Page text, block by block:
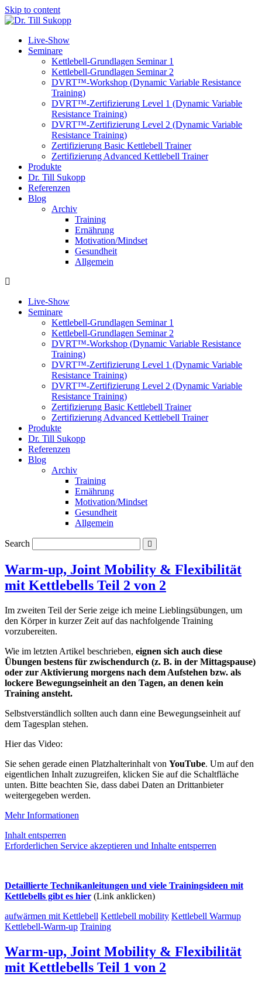
Skip to content
Live-Show
Seminare
Kettlebell-Grundlagen Seminar 1
Kettlebell-Grundlagen Seminar 2
DVRT™-Workshop (Dynamic Variable Resistance
Training)
DVRT™-Zertifizierung Level 1 (Dynamic Variable
Resistance Training)
DVRT™-Zertifizierung Level 2 (Dynamic Variable
Resistance Training)
Zertifizierung Basic Kettlebell Trainer
Zertifizierung Advanced Kettlebell Trainer
Produkte
Dr. Till Sukopp
Referenzen
Blog
Archiv
Training
Ernährung
Motivation/Mindset
Gesundheit
Allgemein
Live-Show
Seminare
Kettlebell-Grundlagen Seminar 1
Kettlebell-Grundlagen Seminar 2
DVRT™-Workshop (Dynamic Variable Resistance
Training)
DVRT™-Zertifizierung Level 1 (Dynamic Variable
Resistance Training)
DVRT™-Zertifizierung Level 2 (Dynamic Variable
Resistance Training)
Zertifizierung Basic Kettlebell Trainer
Zertifizierung Advanced Kettlebell Trainer
Produkte
Dr. Till Sukopp
Referenzen
Blog
Archiv
Training
Ernährung
Motivation/Mindset
Gesundheit
Allgemein
Search
Warm-up, Joint Mobility & Flexibilität
mit Kettlebells Teil 2 von 2
Im zweiten Teil der Serie zeige ich meine Lieblingsübungen, um
den Körper in kurzer Zeit auf das nachfolgende Training
vorzubereiten.
Wie im letzten Artikel beschrieben, eignen sich auch diese
Übungen bestens für zwischendurch (z. B. in der Mittagspause)
oder zur Aktivierung morgens nach dem Aufstehen bzw. als
lockere Bewegungseinheit an den Tagen, an denen kein
Training ansteht.
Selbstverständlich sollten auch dann eine Bewegungseinheit auf
dem Tagesplan stehen.
Hier das Video:
Sie sehen gerade einen Platzhalterinhalt von YouTube. Um auf den
eigentlichen Inhalt zuzugreifen, klicken Sie auf die Schaltfläche
unten. Bitte beachten Sie, dass dabei Daten an Drittanbieter
weitergegeben werden.
Mehr Informationen
Inhalt entsperren
Erforderlichen Service akzeptieren und Inhalte entsperren
Detaillierte Technikanleitungen und viele Trainingsideen mit
Kettlebells gibt es hier (Link anklicken)
aufwärmen mit Kettlebell Kettlebell mobility Kettlebell Warmup
Kettlebell-Warm-up Training
Warm-up, Joint Mobility & Flexibilität
mit Kettlebells Teil 1 von 2